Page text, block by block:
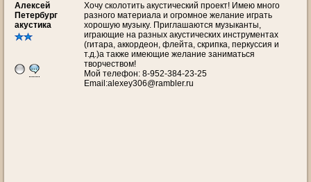
Алексей
Петербург
акустика
Хочу сколотить акустический проект! Имею много
разного материала и огромное желание играть
хорошую музыку. Приглашаются музыканты,
играющие на разных акустических инструментах
(гитара, аккордеон, флейта, скрипка, перкуссия и
т.д.)а также имеющие желание заниматься
творчеством!
Мой телефон: 8-952-384-23-25
Email:alexey306@rambler.ru